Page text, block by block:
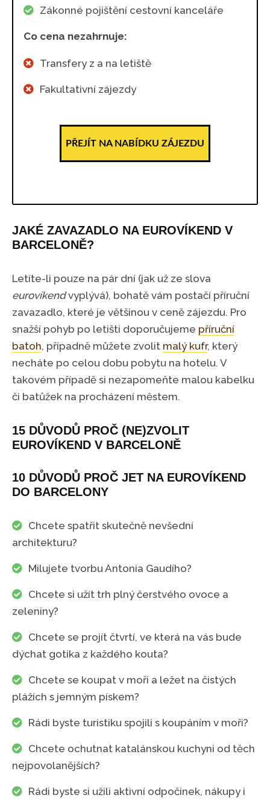
Zákonné pojištění cestovní kanceláře
Co cena nezahrnuje:
Transfery z a na letiště
Fakultativní zájezdy
PŘEJÍT NA NABÍDKU ZÁJEZDU
JAKÉ ZAVAZADLO NA EUROVÍKEND V
BARCELONĚ?
Letíte-li pouze na pár dní (jak už ze slova
eurovíkendvyplývá), bohatě vám postačí příruční
zavazadlo, které je většinou v ceně zájezdu. Pro
snažší pohyb po letišti doporučujeme příruční
batoh, případně můžete zvolit malý kufr, který
necháte po celou dobu pobytu na hotelu. V
takovém případě si nezapomeňte malou kabelku
či batůžek na procházení městem.
15 DŮVODŮ PROČ (NE)ZVOLIT
EUROVÍKEND V BARCELONĚ
10 DŮVODŮ PROČ JET NA EUROVÍKEND
DO BARCELONY
Chcete spatřit skutečně nevšední
architekturu?
Milujete tvorbu Antonia Gaudího?
Chcete si užít trh plný čerstvého ovoce a
zeleniny?
Chcete se projít čtvrtí, ve která na vás bude
dýchat gotika z každého kouta?
Chcete se koupat v moři a ležet na čistých
plážích s jemným pískem?
Rádi byste turistiku spojili s koupáním v moři?
Chcete ochutnat katalánskou kuchyni od těch
nejpovolanějších?
Rádi byste si užili aktivní odpočinek, nákupy i